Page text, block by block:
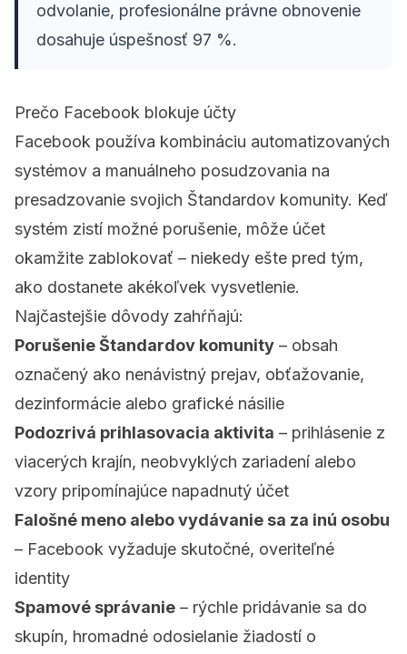
odvolanie, profesionálne právne obnovenie
dosahuje úspešnosť 97 %.
Prečo Facebook blokuje účty
Facebook používa kombináciu automatizovaných
systémov a manuálneho posudzovania na
presadzovanie svojich Štandardov komunity. Keď
systém zistí možné porušenie, môže účet
okamžite zablokovať – niekedy ešte pred tým,
ako dostanete akékoľvek vysvetlenie.
Najčastejšie dôvody zahŕňajú:
Porušenie Štandardov komunity – obsah
označený ako nenávistný prejav, obťažovanie,
dezinformácie alebo grafické násilie
Podozrivá prihlasovacia aktivita – prihlásenie z
viacerých krajín, neobvyklých zariadení alebo
vzory pripomínajúce napadnutý účet
Falošné meno alebo vydávanie sa za inú osobu
– Facebook vyžaduje skutočné, overiteľné
identity
Spamové správanie – rýchle pridávanie sa do
skupín, hromadné odosielanie žiadostí o